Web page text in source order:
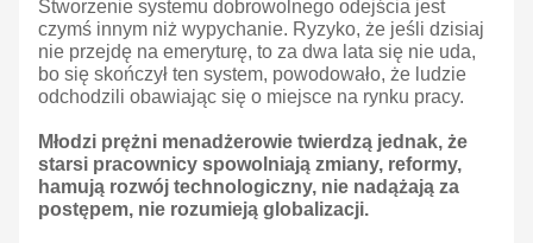
Stworzenie systemu dobrowolnego odejścia jest
czymś innym niż wypychanie. Ryzyko, że jeśli dzisiaj
nie przejdę na emeryturę, to za dwa lata się nie uda,
bo się skończył ten system, powodowało, że ludzie
odchodzili obawiając się o miejsce na rynku pracy.
Młodzi prężni menadżerowie twierdzą jednak, że
starsi pracownicy spowolniają zmiany, reformy,
hamują rozwój technologiczny, nie nadążają za
postępem, nie rozumieją globalizacji.